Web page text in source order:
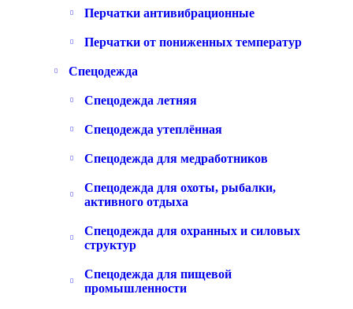
Перчатки антивибрационные
Перчатки от пониженных температур
Спецодежда
Спецодежда летняя
Спецодежда утеплённая
Спецодежда для медработников
Спецодежда для охоты, рыбалки,
активного отдыха
Спецодежда для охранных и силовых
структур
Спецодежда для пищевой
промышленности